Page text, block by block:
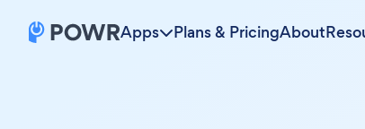
Apps Plans & PricingAbout